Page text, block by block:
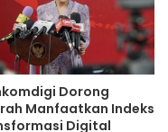
Dorong
Manfaatkan Indeks
Digital